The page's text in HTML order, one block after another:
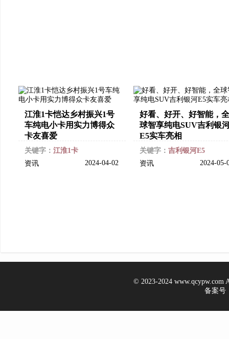
江淮1卡恺达乡村振兴1号
车纯电小卡用实力博得众
卡友喜爱
关键字： 江淮1卡
资讯
2024-04-02
好看、好开、好智能，全
球智享纯电SUV吉利银
E5实车亮相
关键字： 吉利银河E5
资讯
2024-
© 2023-2024 www.qcypw.com
备案号